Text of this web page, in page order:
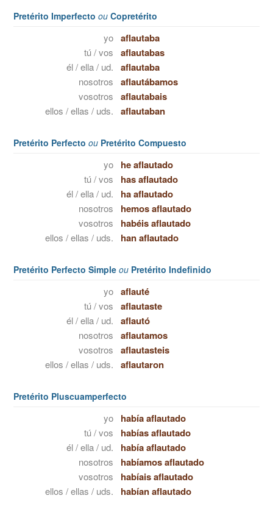
Pretérito Imperfecto ou Copretérito
yo aflautaba
tú / vos aflautabas
él / ella / ud. aflautaba
nosotros aflautábamos
vosotros aflautabais
ellos / ellas / uds. aflautaban
Pretérito Perfecto ou Pretérito Compuesto
yo he aflautado
tú / vos has aflautado
él / ella / ud. ha aflautado
nosotros hemos aflautado
vosotros habéis aflautado
ellos / ellas / uds. han aflautado
Pretérito Perfecto Simple ou Pretérito Indefinido
yo aflauté
tú / vos aflautaste
él / ella / ud. aflautó
nosotros aflautamos
vosotros aflautasteis
ellos / ellas / uds. aflautaron
Pretérito Pluscuamperfecto
yo había aflautado
tú / vos habías aflautado
él / ella / ud. había aflautado
nosotros habíamos aflautado
vosotros habíais aflautado
ellos / ellas / uds. habían aflautado